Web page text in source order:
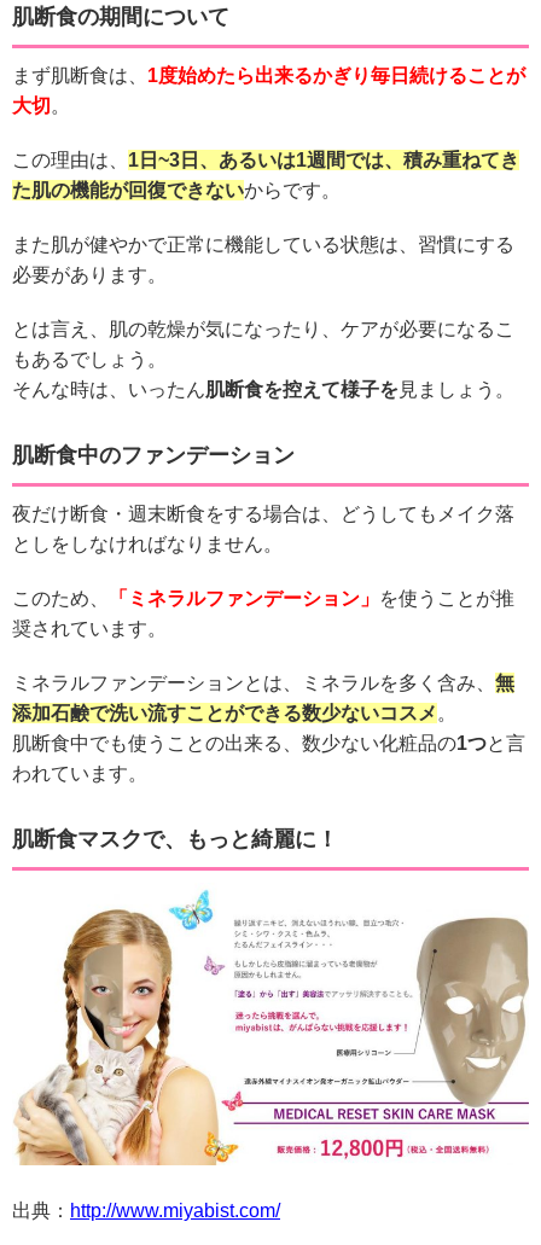
肌断食の期間について
まず肌断食は、 1度始めたら出来るかぎり毎日続けることが
大切 。
この理由は、 1日~3日、あるいは1週間では、積み重ねてき
た肌の機能が回復できないからです。
また肌が健やかで正常に機能している状態は、習慣にする
必要があります。
とは言え、肌の乾燥が気になったり、ケアが必要になるこ
もあるでしょう。
そんな時は、いったん肌断食を控えて様子を 見ましょう。
肌断食中のファンデーション
夜だけ断食・週末断食をする場合は、どうしてもメイク落
としをしなければなりません。
このため、 「ミネラルファンデーション」 を使うことが推
奨されています。
ミネラルファンデーションとは、ミネラルを多く含み、 無
添加石鹸で洗い流すことができる数少ないコスメ 。
肌断食中でも使うことの出来る、数少ない化粧品の1つと言
われています。
肌断食マスクで、もっと綺麗に！
出典： http://www.miyabist.com/